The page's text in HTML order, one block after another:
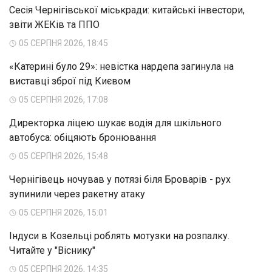
Сесія Чернігівської міськради: китайські інвестори,
звіти ЖЕКів та ППО
05 СЕРПНЯ 2026, 18:45
«Катерині було 29»: невістка нардепа загинула на
виставці зброї під Києвом
05 СЕРПНЯ 2026, 17:08
Директорка ліцею шукає водія для шкільного
автобуса: обіцяють бронювання
05 СЕРПНЯ 2026, 15:48
Чернігівець ночував у потязі біля Броварів - рух
зупинили через ракетну атаку
05 СЕРПНЯ 2026, 15:01
Індуси в Козельці роблять мотузки на розпалку.
Читайте у "Віснику"
05 СЕРПНЯ 2026, 14:35